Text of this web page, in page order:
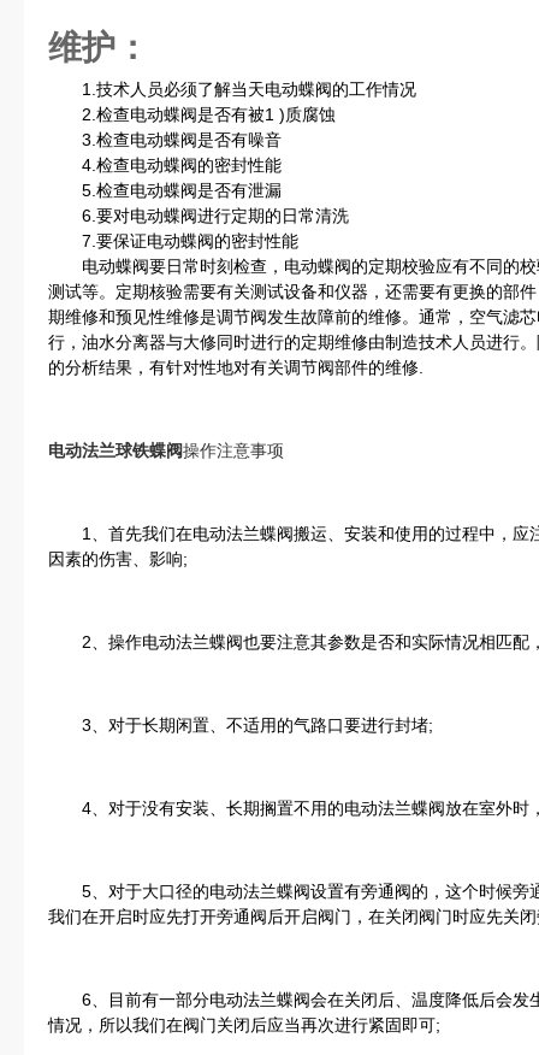
维护：
1.技术人员必须了解当天电动蝶阀的工作情况
2.检查电动蝶阀是否有被1 )质腐蚀
3.检查电动蝶阀是否有噪音
4.检查电动蝶阀的密封性能
5.检查电动蝶阀是否有泄漏
6.要对电动蝶阀进行定期的日常清洗
7.要保证电动蝶阀的密封性能
电动蝶阀要日常时刻检查，电动蝶阀的定期校验应有不同的校
测试等。定期核验需要有关测试设备和仪器，还需要有更换的部
期维修和预见性维修是调节阀发生故障前的维修。通常，空气滤
行，油水分离器与大修同时进行的定期维修由制造技术人员进行
的分析结果，有针对性地对有关调节阀部件的维修.
电动法兰球铁蝶阀操作注意事项
1、首先我们在电动法兰蝶阀搬运、安装和使用的过程中，应
因素的伤害、影响;
2、操作电动法兰蝶阀也要注意其参数是否和实际情况相匹配
3、对于长期闲置、不适用的气路口要进行封堵;
4、对于没有安装、长期搁置不用的电动法兰蝶阀放在室外时
5、对于大口径的电动法兰蝶阀设置有旁通阀的，这个时候旁
我们在开启时应先打开旁通阀后开启阀门，在关闭阀门时应先关
6、目前有一部分电动法兰蝶阀会在关闭后、温度降低后会发
情况，所以我们在阀门关闭后应当再次进行紧固即可;